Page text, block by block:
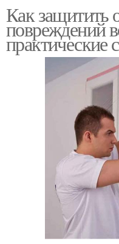
Как защитить
повреждений
практические